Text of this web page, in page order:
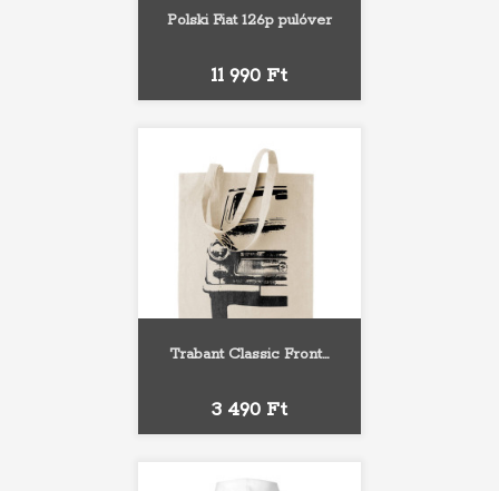
Polski Fiat 126p pulóver
Ár
11 990 Ft
Trabant Classic Front...
Ár
3 490 Ft